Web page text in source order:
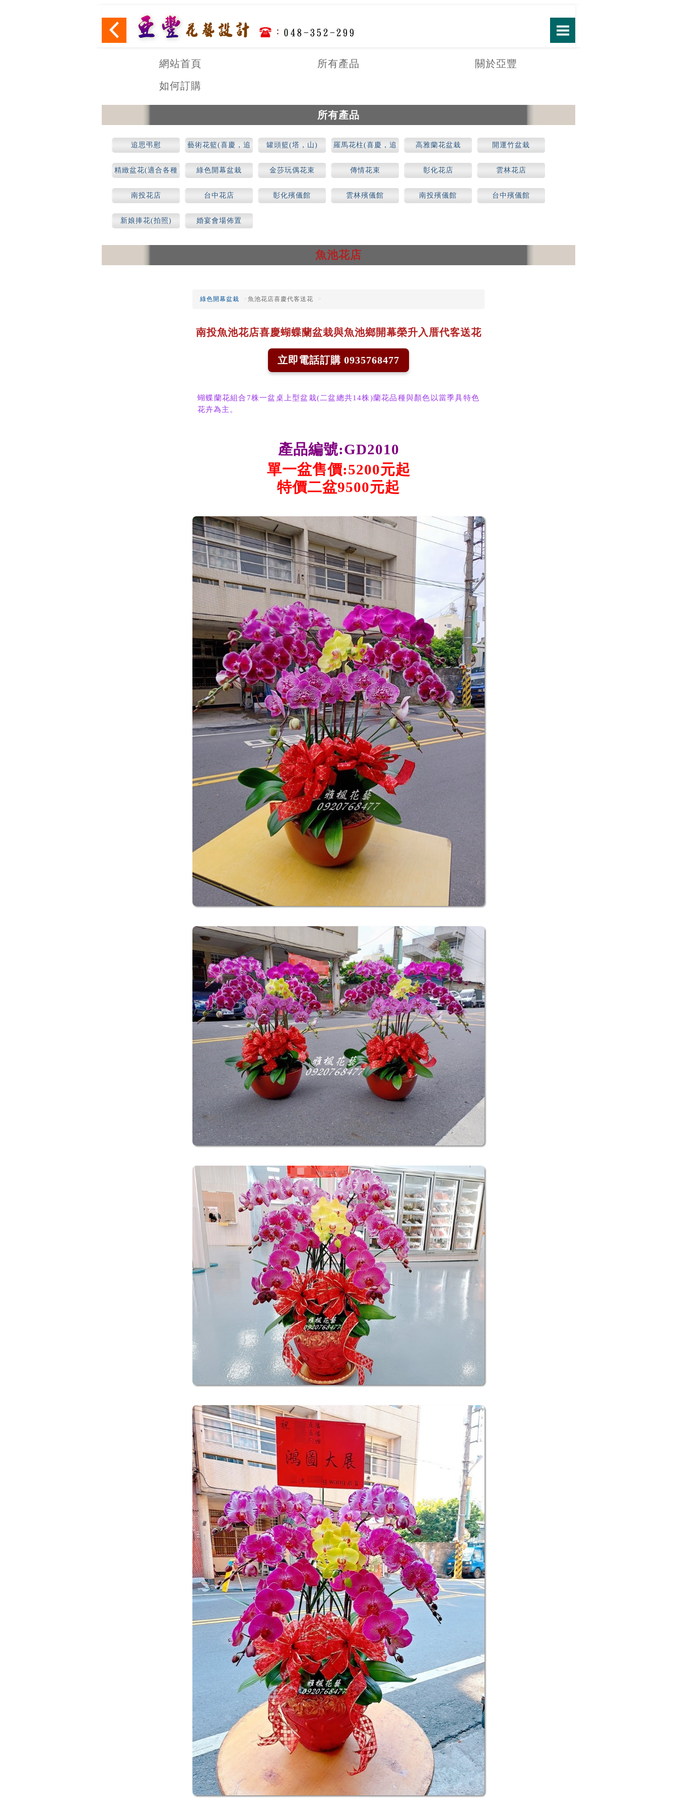
網站首頁 所有產品
關於亞豐
如何訂購
所有產品
追思弔慰
藝術花籃(喜慶，追
罐頭籃(塔，山)
羅馬花柱(喜慶，追
高雅蘭花盆栽 開運竹盆栽
精緻盆花(適合各種
綠色開幕盆栽 金莎玩偶花束 傳情花束 彰化花店 雲林花店
南投花店 台中花店 彰化殯儀館 雲林殯儀館 南投殯儀館 台中殯儀館
新娘捧花(拍照) 婚宴會場佈置
魚池花店
綠色開幕盆栽 魚池花店喜慶代客送花
南投魚池花店喜慶蝴蝶蘭盆栽與魚池鄉開幕榮升入厝代客送花
立即電話訂購 0935768477
蝴蝶蘭花組合7株一盆桌上型盆栽(二盆總共14株)蘭花品種與顏色以當季具特色
花卉為主。
產品編號:GD2010
單一盆售價:5200元起
特價二盆9500元起